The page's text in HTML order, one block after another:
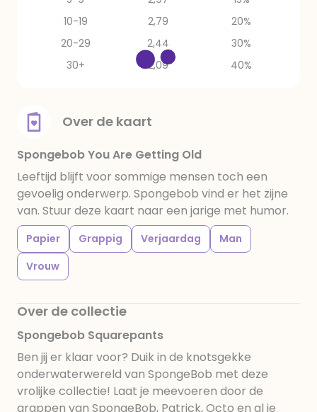
10-19
2,79
20%
20-29
2,44
30%
30+
2,09 40%
Over de kaart
Spongebob You Are Getting Old
Leeftijd blijft voor sommige mensen toch een
gevoelig onderwerp. Spongebob vind er het zijne
van. Stuur deze kaart naar een jarige met humor.
Papier Grappig Verjaardag
Man
Vrouw
Over de collectie
Spongebob Squarepants
Ben jij er klaar voor? Duik in de knotsgekke
onderwaterwereld van SpongeBob met deze
vrolijke collectie! Laat je meevoeren door de
grappen van SpongeBob, Patrick, Octo en al je